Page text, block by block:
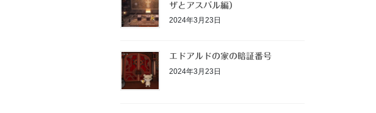
ザとアスバル編）
2024年3月23日
エドアルドの家の暗証番号
2024年3月23日